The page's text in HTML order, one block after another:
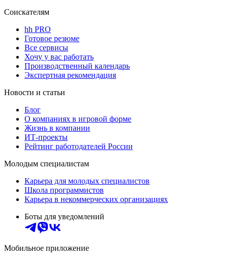
Соискателям
hh PRO
Готовое резюме
Все сервисы
Хочу у вас работать
Производственный календарь
Экспертная рекомендация
Новости и статьи
Блог
О компаниях в игровой форме
Жизнь в компании
ИТ-проекты
Рейтинг работодателей России
Молодым специалистам
Карьера для молодых специалистов
Школа программистов
Карьера в некоммерческих организациях
Боты для уведомлений
Мобильное приложение